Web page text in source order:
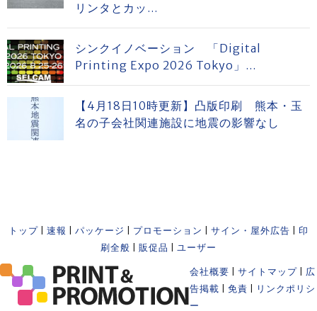
リンタとカッ...
シンクイノベーション 「Digital
Printing Expo 2026 Tokyo」...
【4月18日10時更新】凸版印刷 熊本・玉
名の子会社関連施設に地震の影響なし
トップ 速報 パッケージ プロモーション サイン・屋外広告
印
刷全般
販促品 ユーザー
会社概要 サイトマップ
広
告掲載
免責
リンクポリシ
ー